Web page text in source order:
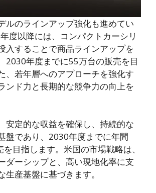
ルのラインアップ強化も進めてい
度以降には、コンパクトカーシリ
入することで商品ラインアップを
2030年度までに55万台の販売を目
、若年層へのアプローチを強化す
ンド力と長期的な競争力の向上を
安定的な収益を確保し、持続的な
盤であり、2030年度までに年間
目指します。米国の市場戦略は、
ダーシップと、高い現地化率に支
生産基盤に基づきます。